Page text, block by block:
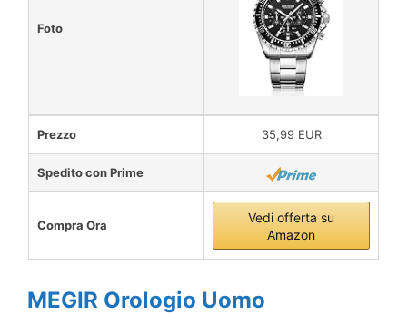
Foto
Prezzo 35,99 EUR
Spedito con Prime
Compra Ora
Vedi offerta su
Amazon
MEGIR Orologio Uomo